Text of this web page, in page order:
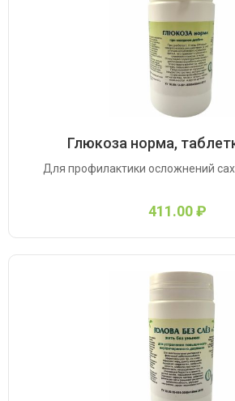
Глюкоза норма,
Для профилактики осложнений
411.00 ₽